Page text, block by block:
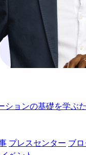
ョンの基礎を学ぶ
プレスセンター ブ